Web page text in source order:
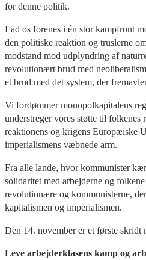
for denne politik.
Lad os forenes i én stor kampfront
den politiske reaktion og truslerne
modstand mod udplyndring af
revolutionært brud med
et brud med det system, der
Vi fordømmer monopolkapitalens
understreger vores støtte til folkenes
reaktionens og krigens Europæiske
imperialismens væbnede arm.
Fra alle lande, hvor kommunister
solidaritet med arbejderne og
revolutionære og kommunisterne,
kapitalismen og imperialismen.
Den 14. november er et første skridt
Leve arbejderklasens kamp og